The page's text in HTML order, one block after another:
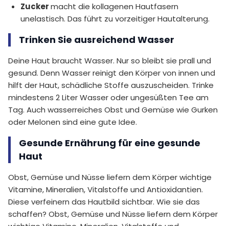
Zuckermacht die kollagenen Hautfasern
unelastisch. Das führt zu vorzeitiger Hautalterung.
Trinken Sie ausreichend Wasser
Deine Haut braucht Wasser. Nur so bleibt sie prall und
gesund. Denn Wasser reinigt den Körper von innen und
hilft der Haut, schädliche Stoffe auszuscheiden. Trinke
mindestens 2 Liter Wasser oder ungesüßten Tee am
Tag. Auch wasserreiches Obst und Gemüse wie Gurken
oder Melonen sind eine gute Idee.
Gesunde Ernährung für eine gesunde
Haut
Obst, Gemüse und Nüsse liefern dem Körper wichtige
Vitamine, Mineralien, Vitalstoffe und Antioxidantien.
Diese verfeinern das Hautbild sichtbar. Wie sie das
schaffen? Obst, Gemüse und Nüsse liefern dem Körper